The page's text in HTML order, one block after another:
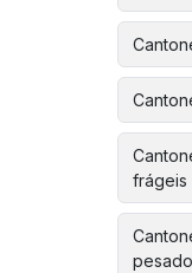
frágeis